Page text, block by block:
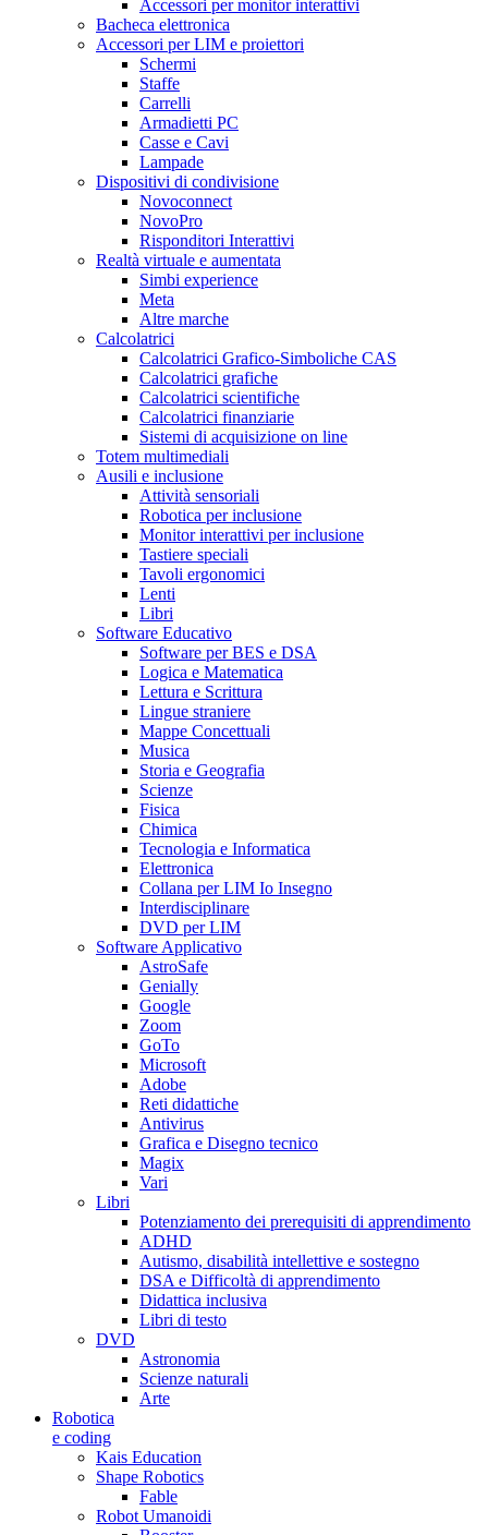
Accessori per monitor interattivi
Bacheca elettronica
Accessori per LIM e proiettori
Schermi
Staffe
Carrelli
Armadietti PC
Casse e Cavi
Lampade
Dispositivi di condivisione
Novoconnect
NovoPro
Risponditori Interattivi
Realtà virtuale e aumentata
Simbi experience
Meta
Altre marche
Calcolatrici
Calcolatrici Grafico-Simboliche CAS
Calcolatrici grafiche
Calcolatrici scientifiche
Calcolatrici finanziarie
Sistemi di acquisizione on line
Totem multimediali
Ausili e inclusione
Attività sensoriali
Robotica per inclusione
Monitor interattivi per inclusione
Tastiere speciali
Tavoli ergonomici
Lenti
Libri
Software Educativo
Software per BES e DSA
Logica e Matematica
Lettura e Scrittura
Lingue straniere
Mappe Concettuali
Musica
Storia e Geografia
Scienze
Fisica
Chimica
Tecnologia e Informatica
Elettronica
Collana per LIM Io Insegno
Interdisciplinare
DVD per LIM
Software Applicativo
AstroSafe
Genially
Google
Zoom
GoTo
Microsoft
Adobe
Reti didattiche
Antivirus
Grafica e Disegno tecnico
Magix
Vari
Libri
Potenziamento dei prerequisiti di apprendimento
ADHD
Autismo, disabilità intellettive e sostegno
DSA e Difficoltà di apprendimento
Didattica inclusiva
Libri di testo
DVD
Astronomia
Scienze naturali
Arte
Robotica
e coding
Kais Education
Shape Robotics
Fable
Robot Umanoidi